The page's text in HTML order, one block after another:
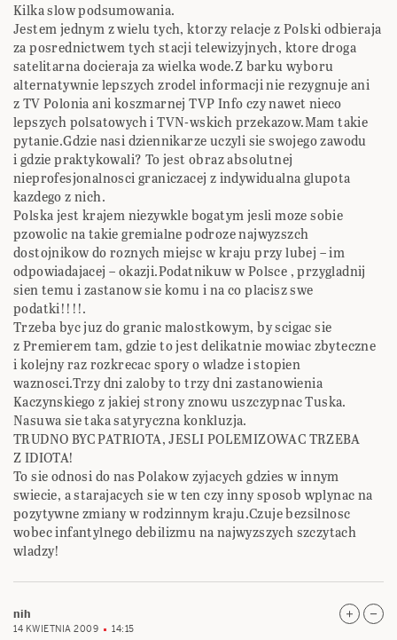
Kilka slow podsumowania.
Jestem jednym z wielu tych, ktorzy relacje z Polski odbieraja
za posrednictwem tych stacji telewizyjnych, ktore droga
satelitarna docieraja za wielka wode.Z barku wyboru
alternatywnie lepszych zrodel informacji nie rezygnuje ani
z TV Polonia ani koszmarnej TVP Info czy nawet nieco
lepszych polsatowych i TVN-wskich przekazow.Mam takie
pytanie.Gdzie nasi dziennikarze uczyli sie swojego zawodu
i gdzie praktykowali? To jest obraz absolutnej
nieprofesjonalnosci graniczacej z indywidualna glupota
kazdego z nich.
Polska jest krajem niezywkle bogatym jesli moze sobie
pzowolic na takie gremialne podroze najwyzszch
dostojnikow do roznych miejsc w kraju przy lubej – im
odpowiadajacej – okazji.Podatnikuw w Polsce , przygladnij
sien temu i zastanow sie komu i na co placisz swe
podatki!!!!.
Trzeba byc juz do granic malostkowym, by scigac sie
z Premierem tam, gdzie to jest delikatnie mowiac zbyteczne
i kolejny raz rozkrecac spory o wladze i stopien
waznosci.Trzy dni zaloby to trzy dni zastanowienia
Kaczynskiego z jakiej strony znowu uszczypnac Tuska.
Nasuwa sie taka satyryczna konkluzja.
TRUDNO BYC PATRIOTA, JESLI POLEMIZOWAC TRZEBA
Z IDIOTA!
To sie odnosi do nas Polakow zyjacych gdzies w innym
swiecie, a starajacych sie w ten czy inny sposob wplynac na
pozytywne zmiany w rodzinnym kraju.Czuje bezsilnosc
wobec infantylnego debilizmu na najwyzszych szczytach
wladzy!
nih
14 KWIETNIA 2009 14:15